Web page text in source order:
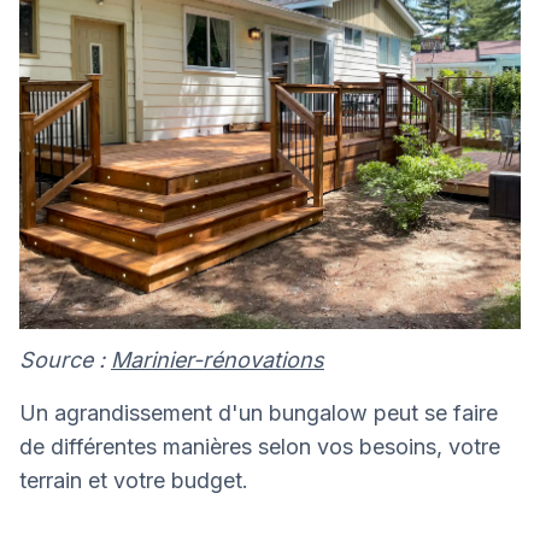
Source : Marinier-rénovations
Un agrandissement d'un bungalow peut se faire
de différentes manières selon vos besoins, votre
terrain et votre budget.